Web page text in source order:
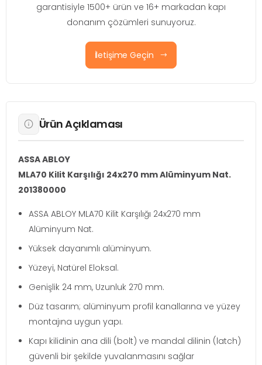
garantisiyle 1500+ ürün ve 16+ markadan kapı
donanım çözümleri sunuyoruz.
İletişime Geçin
Ürün Açıklaması
ASSA ABLOY
MLA70 Kilit Karşılığı 24x270 mm Alüminyum Nat.
201380000
ASSA ABLOY MLA70 Kilit Karşılığı 24x270 mm
Alüminyum Nat.
Yüksek dayanımlı alüminyum.
Yüzeyi, Natürel Eloksal.
Genişlik 24 mm, Uzunluk 270 mm.
Düz tasarım; alüminyum profil kanallarına ve yüzey
montajına uygun yapı.
Kapı kilidinin ana dili (bolt) ve mandal dilinin (latch)
güvenli bir şekilde yuvalanmasını sağlar